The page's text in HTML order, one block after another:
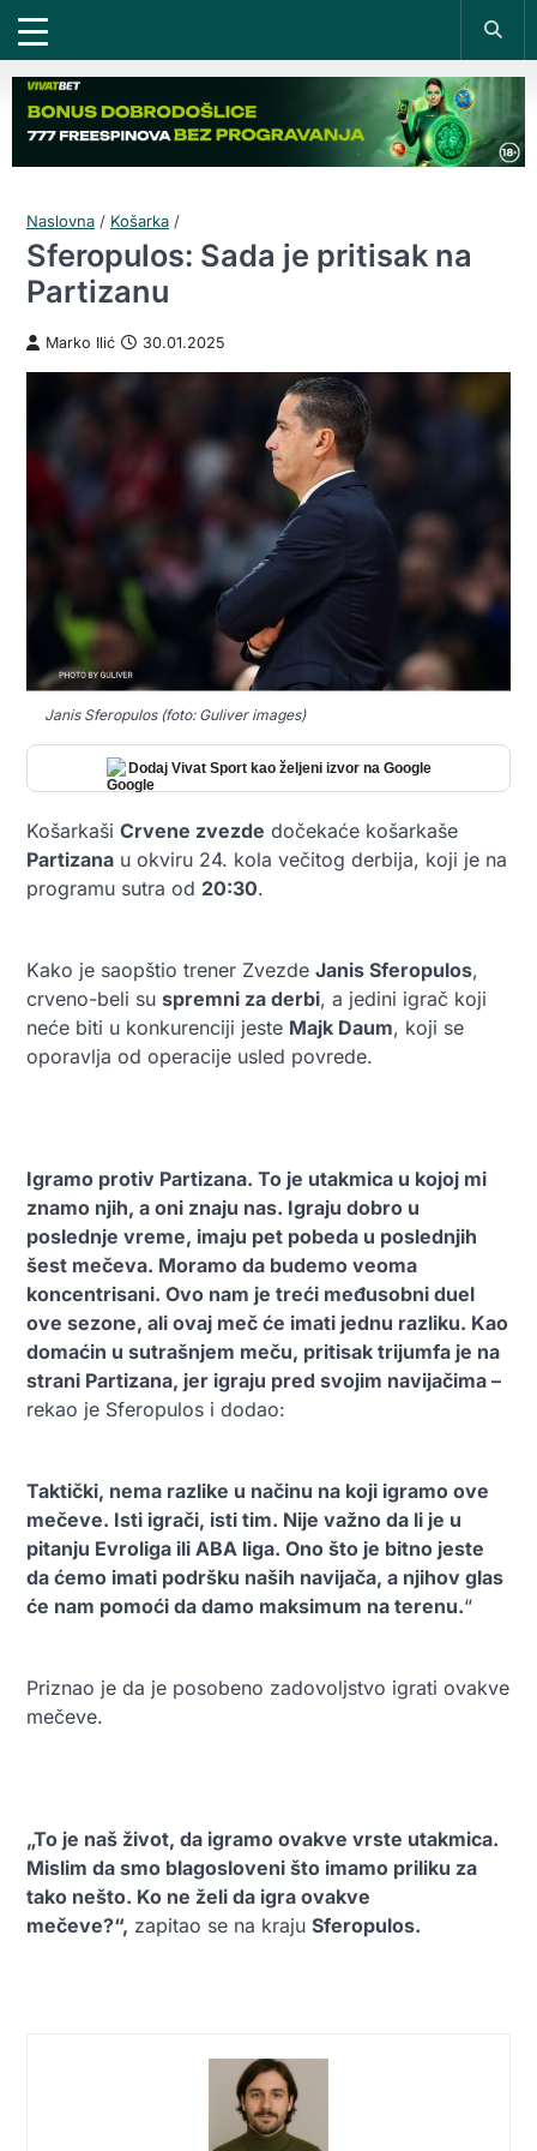
Naslovna / Košarka /
Sferopulos: Sada je pritisak na
Partizanu
Marko Ilić 30.01.2025
Janis Sferopulos (foto: Guliver images)
Dodaj Vivat Sport kao željeni izvor na Google
Košarkaši Crvene zvezde dočekaće košarkaše
Partizana u okviru 24. kola večitog derbija, koji je na
programu sutra od 20:30.
Kako je saopštio trener Zvezde Janis Sferopulos,
crveno-beli su spremni za derbi, a jedini igrač koji
neće biti u konkurenciji jeste Majk Daum, koji se
oporavlja od operacije usled povrede.
Igramo protiv Partizana. To je utakmica u kojoj mi
znamo njih, a oni znaju nas. Igraju dobro u
poslednje vreme, imaju pet pobeda u poslednjih
šest mečeva. Moramo da budemo veoma
koncentrisani. Ovo nam je treći međusobni duel
ove sezone, ali ovaj meč će imati jednu razliku. Kao
domaćin u sutrašnjem meču, pritisak trijumfa je na
strani Partizana, jer igraju pred svojim navijačima –
rekao je Sferopulos i dodao:
Taktički, nema razlike u načinu na koji igramo ove
mečeve. Isti igrači, isti tim. Nije važno da li je u
pitanju Evroliga ili ABA liga. Ono što je bitno jeste
da ćemo imati podršku naših navijača, a njihov glas
će nam pomoći da damo maksimum na terenu.“
Priznao je da je posobeno zadovoljstvo igrati ovakve
mečeve.
„To je naš život, da igramo ovakve vrste utakmica.
Mislim da smo blagosloveni što imamo priliku za
tako nešto. Ko ne želi da igra ovakve
mečeve?“, zapitao se na kraju Sferopulos.